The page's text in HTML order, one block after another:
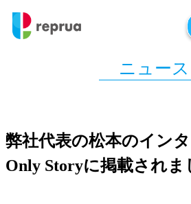
ニュース
弊社代表の松本のイン
Only Storyに掲載されま